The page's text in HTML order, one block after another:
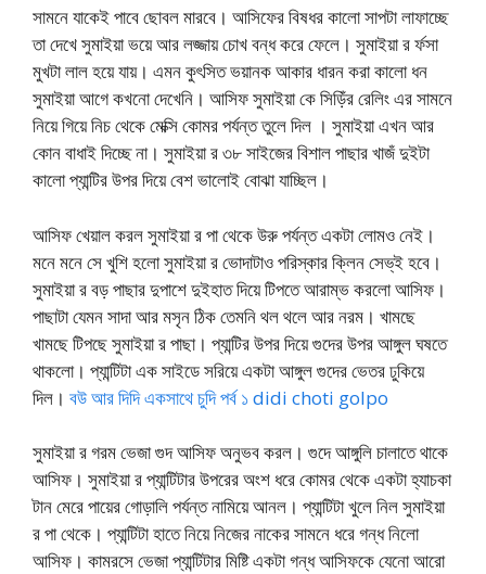
সামনে যাকেই পাবে ছোবল মারবে। আসিফের বিষধর কালো সাপটা লাফাচ্ছে
তা দেখে সুমাইয়া ভয়ে আর লজ্জায় চোখ বন্ধ করে ফেলে। সুমাইয়া র র্ফসা
মুখটা লাল হয়ে যায়। এমন কুৎসিত ভয়ানক আকার ধারন করা কালো ধন
সুমাইয়া আগে কখনো দেখেনি। আসিফ সুমাইয়া কে সিড়িঁর রেলিং এর সামনে
নিয়ে গিয়ে নিচ থেকে মেক্সি কোমর পর্যন্ত তুলে দিল । সুমাইয়া এখন আর
কোন বাধাই দিচ্ছে না। সুমাইয়া র ৩৮ সাইজের বিশাল পাছার খাজঁ দুইটা
কালো প্যান্টির উপর দিয়ে বেশ ভালোই বোঝা যাচ্ছিল।
আসিফ খেয়াল করল সুমাইয়া র পা থেকে উরু পর্যন্ত একটা লোমও নেই।
মনে মনে সে খুশি হলো সুমাইয়া র ভোদাটাও পরিস্কার ক্লিন সেভ্ই হবে।
সুমাইয়া র বড় পাছার দুপাশে দুইহাত দিয়ে টিপতে আরাম্ভ করলো আসিফ।
পাছাটা যেমন সাদা আর মসৃন ঠিক তেমনি থল থলে আর নরম। খামছে
খামছে টিপছে সুমাইয়া র পাছা। প্যান্টির উপর দিয়ে গুদের উপর আঙ্গুল ঘষতে
থাকলো। প্যান্টিটা এক সাইডে সরিয়ে একটা আঙ্গুল গুদের ভেতর ঢুকিয়ে
দিল। বউ আর দিদি একসাথে চুদি পর্ব ১ didi choti golpo
সুমাইয়া র গরম ভেজা গুদ আসিফ অনুভব করল। গুদে আঙ্গুলি চালাতে থাকে
আসিফ। সুমাইয়া র প্যান্টিটার উপরের অংশ ধরে কোমর থেকে একটা হ্যাচকা
টান মেরে পায়ের গোড়ালি পর্যন্ত নামিয়ে আনল। প্যান্টিটা খুলে নিল সুমাইয়া
র পা থেকে। প্যান্টিটা হাতে নিয়ে নিজের নাকের সামনে ধরে গন্ধ নিলো
আসিফ। কামরসে ভেজা প্যান্টিটার মিষ্টি একটা গন্ধ আসিফকে যেনো আরো